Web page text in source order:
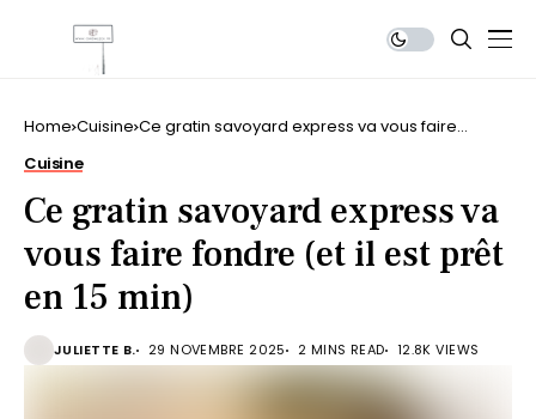
Home Cuisine Ce gratin savoyard express va vous faire
Cuisine
Ce gratin savoyard express va
vous faire fondre (et il est prêt
en 15 min)
JULIETTE B. 29 NOVEMBRE 2025 2 MINS READ 12.8K VIEWS